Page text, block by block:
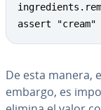
assert
De esta manera,
embargo, es